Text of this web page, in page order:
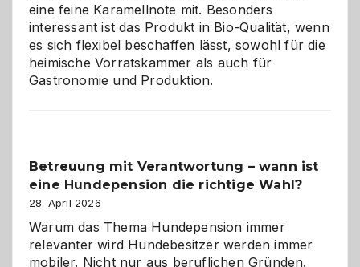
Zuhause
eine feine Karamellnote mit. Besonders
interessant ist das Produkt in Bio-Qualität, wenn
es sich flexibel beschaffen lässt, sowohl für die
heimische Vorratskammer als auch für
Gastronomie und Produktion.
Betreuung mit Verantwortung – wann ist
eine Hundepension die richtige Wahl?
28. April 2026
Warum das Thema Hundepension immer
relevanter wird Hundebesitzer werden immer
mobiler. Nicht nur aus beruflichen Gründen.